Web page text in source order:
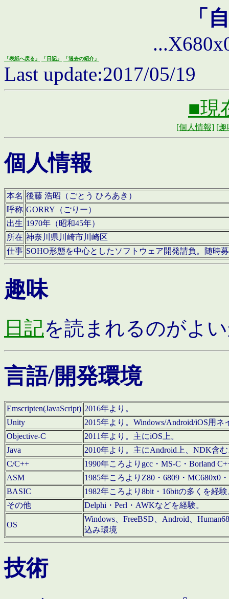
「
「表紙へ戻る」 「日記」 「過去の紹介」
Last update:2017/05/19
■現
[個人情報] [趣
個人情報
本名 後藤 浩昭（ごとう ひろあき）
呼称 GORRY（ごりー）
出生 1970年（昭和45年）
所在 神奈川県川崎市川崎区
仕事 SOHO形態を中心としたソフトウェア開発請負。随時
趣味
日記を読まれるのがよ
言語/開発環境
Emscripten(JavaScript) 2016年より。
Unity
2015年より。Windows/Android/iOS用
Objective-C
2011年より。主にiOS上。
Java
2010年より。主にAndroid上、NDK含
C/C++
1990年ころよりgcc・MS-C・Borland
ASM
1985年ころよりZ80・6809・MC680x0
BASIC
1982年ころより8bit・16bitの多くを経
その他
Delphi・Perl・AWKなどを経験。
OS
Windows、FreeBSD、Android、
込み環境
技術